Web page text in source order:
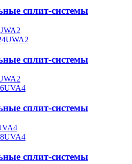
сплит-системы
сплит-системы
сплит-системы
сплит-системы